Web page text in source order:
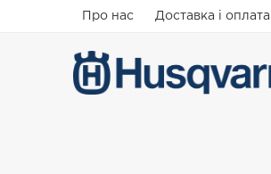
Про нас Доставка і оплата